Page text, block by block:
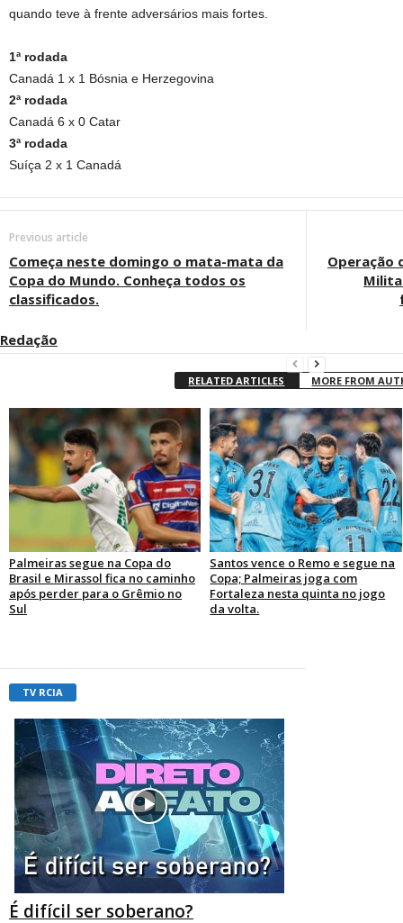
quando teve à frente adversários mais fortes.
1ª rodada
Canadá 1 x 1 Bósnia e Herzegovina
2ª rodada
Canadá 6 x 0 Catar
3ª rodada
Suíça 2 x 1 Canadá
Previous article
Começa neste domingo o mata-mata da
Copa do Mundo. Conheça todos os
classificados.
Operação
Redação
RELATED ARTICLES MORE FROM
Palmeiras segue na Copa do
Brasil e Mirassol fica no caminho
após perder para o Grêmio no
Sul
Santos vence o Remo e segue na
Copa; Palmeiras joga com
Fortaleza nesta quinta no jogo
da volta.
TV RCIA
É difícil ser soberano?